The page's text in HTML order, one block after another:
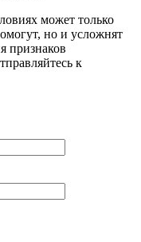
может только
но и усложнят
признаков
к